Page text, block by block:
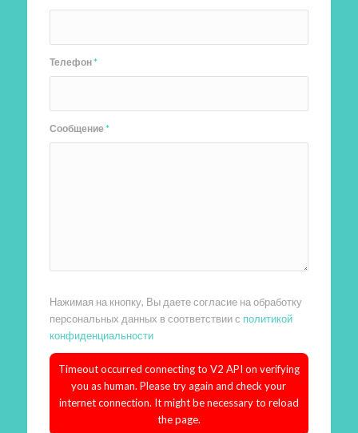
Телефон*
Сообщение*
Нажимая на кнопку, Вы даете согласие на обработку
персональных данных в соответствии с политикой
конфиденциальности
Timeout occurred connecting to V2 API on verifying
you as human. Please try again and check your
internet connection. It might be necessary to reload
the page.